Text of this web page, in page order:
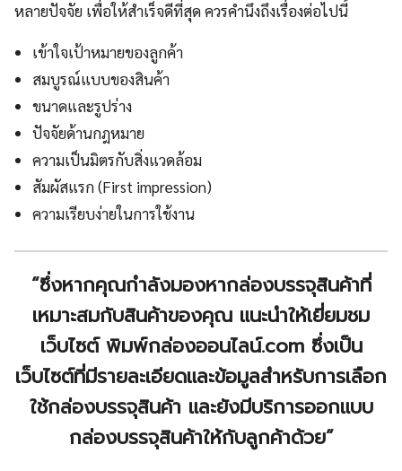
หลายปัจจัย เพื่อให้สำเร็จดีที่สุด ควรคำนึงถึงเรื่องต่อไปนี้
เข้าใจเป้าหมายของลูกค้า
สมบูรณ์แบบของสินค้า
ขนาดและรูปร่าง
ปัจจัยด้านกฎหมาย
ความเป็นมิตรกับสิ่งแวดล้อม
สัมผัสแรก (First impression)
ความเรียบง่ายในการใช้งาน
“ซึ่งหากคุณกำลังมองหากล่องบรรจุสินค้าที่
เหมาะสมกับสินค้าของคุณ แนะนำให้เยี่ยมชม
เว็บไซต์ พิมพ์กล่องออนไลน์.com ซึ่งเป็น
เว็บไซต์ที่มีรายละเอียดและข้อมูลสำหรับการเลือก
ใช้กล่องบรรจุสินค้า และยังมีบริการออกแบบ
กล่องบรรจุสินค้าให้กับลูกค้าด้วย”